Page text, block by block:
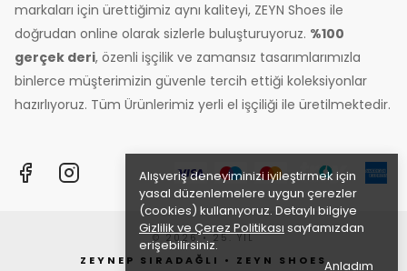
Alışveriş deneyiminizi iyileştirmek için
yasal düzenlemelere uygun çerezler
(cookies) kullanıyoruz. Detaylı bilgiye
Gizlilik ve Çerez Politikası sayfamızdan
erişebilirsiniz.
Anladım
markaları için ürettiğimiz aynı kaliteyi, ZEYN Shoes ile
doğrudan online olarak sizlerle buluşturuyoruz. %100
gerçek deri, özenli işçilik ve zamansız tasarımlarımızla
binlerce müşterimizin güvenle tercih ettiği koleksiyonlar
hazırlıyoruz. Tüm Ürünlerimiz yerli el işçiliği ile üretilmektedir.
© 2026 • 25. YIL
ZEYNEP SIRADAĞLI • ZEYN SHOES